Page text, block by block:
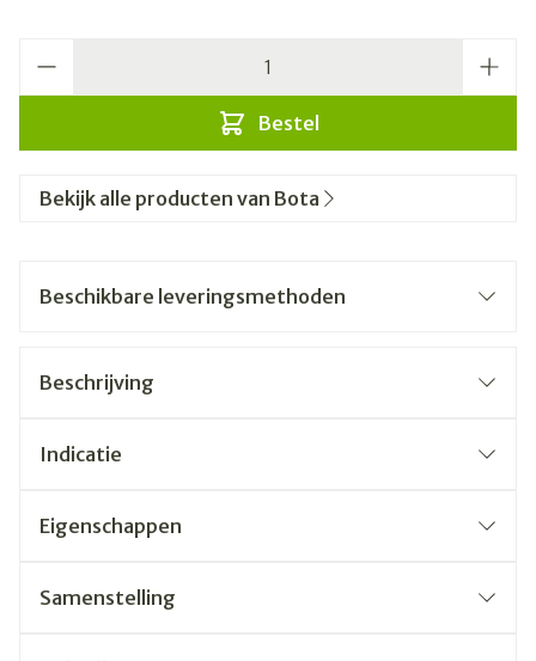
Bestel
Bekijk alle producten van Bota
Beschikbare leveringsmethoden
Beschrijving
Indicatie
Eigenschappen
Samenstelling